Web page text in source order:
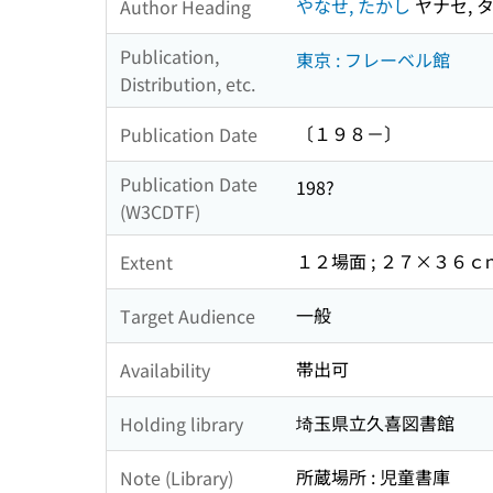
Author Heading やなせ, たかし ヤナセ,
Publication,
Distribution, etc.
東京 : フレーベル館
Publication Date
〔１９８－〕
Publication Date
(W3CDTF)
198?
Extent １２場面 ; ２７×３６ｃ
Target Audience 一般
Availability 帯出可
Holding library 埼玉県立久喜図書館
Note (Library) 所蔵場所 : 児童書庫